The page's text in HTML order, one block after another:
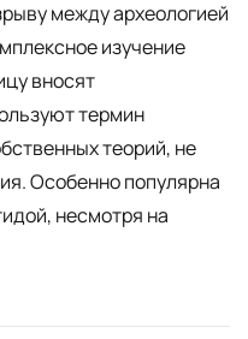
между археологией
изучение
вносят
термин
теорий, не
Особенно популярна
несмотря на